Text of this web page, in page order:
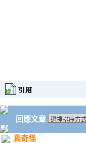
回應文章
真奇怪